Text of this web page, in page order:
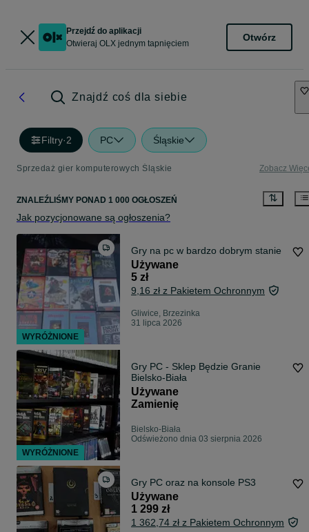
Przejdź do aplikacji
Otwieraj OLX jednym tapnięciem
Otwórz
Znajdź coś dla siebie
Filtry·2 PC Śląskie
Sprzedaż gier komputerowych Śląskie Zobacz
ZNALEŹLIŚMY PONAD 1 000 OGŁOSZEŃ
Jak pozycjonowane są ogłoszenia?
Gry na pc w bardzo dobrym stanie
Używane
5 zł
9,16 zł z Pakietem Ochronnym
Gliwice, Brzezinka
31 lipca 2026
Gry PC - Sklep Będzie Granie
Bielsko-Biała
Używane
Zamienię
Bielsko-Biała
Odświeżono dnia 03 sierpnia 2026
Gry PC oraz na konsole PS3
Używane
1 299 zł
1 362,74 zł z Pakietem Ochronnym
WYRÓŻNIONE
WYRÓŻNIONE